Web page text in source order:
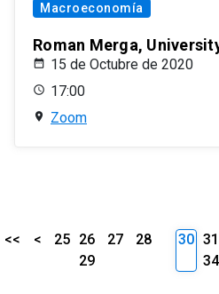
Macroeconomía
Roman Merga,
15 de Octubre de 2020
17:00
Zoom
<< < 25 26 27
28
29
30 31
34